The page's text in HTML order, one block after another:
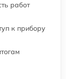
работ
к прибору